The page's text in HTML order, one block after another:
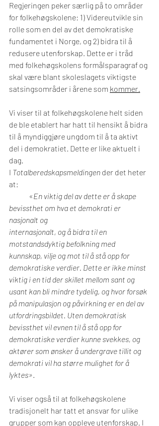
Regjeringen peker særlig på to områder
for folkehøgskolene: 1) Videreutvikle sin
rolle som en del av det demokratiske
fundamentet i Norge, og 2) bidra til å
redusere utenforskap. Dette er i tråd
med folkehøgskolens formålsparagraf og
skal være blant skoleslagets viktigste
satsingsområder i årene som kommer.
Vi viser til at folkehøgskolene helt siden
de ble etablert har hatt til hensikt å bidra
til å myndiggjøre ungdom til å ta aktivt
del i demokratiet. Dette er like aktuelt i
dag.
I Totalberedskapsmeldingen der det heter
at:
«En viktig del av dette er å skape
bevissthet om hva et demokrati er
nasjonalt og
internasjonalt, og å bidra til en
motstandsdyktig befolkning med
kunnskap, vilje og mot til å stå opp for
demokratiske verdier. Dette er ikke minst
viktig i en tid der skillet mellom sant og
usant kan bli mindre tydelig, og hvor forsøk
på manipulasjon og påvirkning er en del av
utfordringsbildet. Uten demokratisk
bevissthet vil evnen til å stå opp for
demokratiske verdier kunne svekkes, og
aktører som ønsker å undergrave tillit og
demokrati vil ha større mulighet for å
lyktes».
Vi viser også til at folkehøgskolene
tradisjonelt har tatt et ansvar for ulike
grupper som kan oppleve utenforskap. I